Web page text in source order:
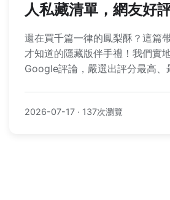
人私藏清單，網友好
還在買千篇一律的鳳梨酥？這篇
才知道的隱藏版伴手禮！我們實
Google評論，嚴選出評分最高、
2026-07-17 · 137次瀏覽